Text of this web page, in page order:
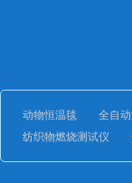
动物恒温毯 全自
纺织物燃烧测试仪